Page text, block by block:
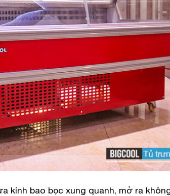
kính bao bọc xung quanh, mở ra